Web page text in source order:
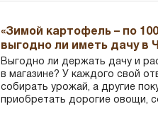
«Зимой картофель – по
выгодно ли иметь дачу в
Выгодно ли держать дачу и
в магазине? У каждого свой
собирать урожай, а другие
приобретать дорогие овощи,